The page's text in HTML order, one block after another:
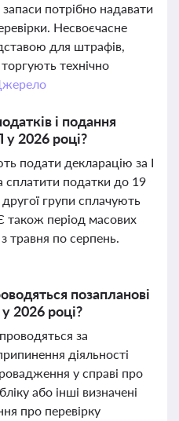
потрібно надавати
Несвоєчасне
для штрафів,
технічно
і подання
2026 році?
подати декларацію за І
сплатити податки до 19
групи сплачують
також період масових
травня по серпень.
позапланові
2026 році?
за
діяльності
у справі про
або інші визначені
про перевірку